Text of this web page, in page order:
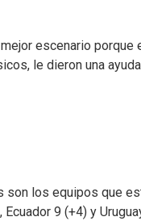
escenario
le dieron una
los equipos que
9 (+4) y